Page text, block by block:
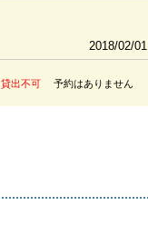
2018/02/01
貸出不可 予約はありません